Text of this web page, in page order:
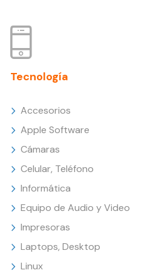
Tecnología
Accesorios
Apple Software
Cámaras
Celular, Teléfono
Informática
Equipo de Audio y Video
Impresoras
Laptops, Desktop
Linux